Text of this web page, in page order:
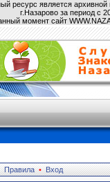
ресурс является
г.Назарово за период с
момент сайт
Правила • Вход